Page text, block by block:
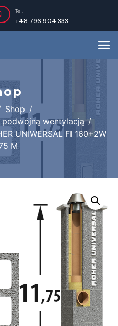
+48 796 904 333
Tel.
Shop
wentylacją
UNIWERSAL FI 160+2W
M